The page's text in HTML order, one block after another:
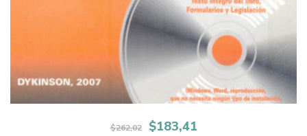
$262,02
El
$183,41El